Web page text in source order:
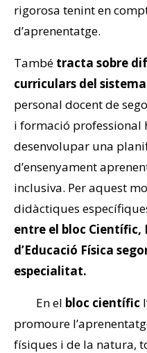
rigorosa tenint en
d’aprenentatge.
També tracta sobre
curriculars del
personal docent de
i formació professional
desenvolupar una
d’ensenyament
inclusiva. Per aquest
didàctiques
entre el bloc
d’Educació Física
especialitat.
En el bloc científic
promoure
físiques i de la natura,